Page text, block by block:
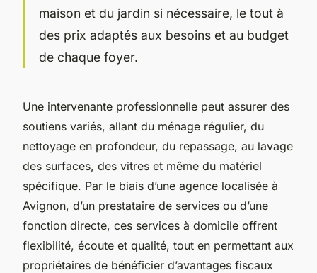
maison et du jardin si nécessaire, le tout à
des prix adaptés aux besoins et au budget
de chaque foyer.
Une intervenante professionnelle peut assurer des
soutiens variés, allant du ménage régulier, du
nettoyage en profondeur, du repassage, au lavage
des surfaces, des vitres et même du matériel
spécifique. Par le biais d’une agence localisée à
Avignon, d’un prestataire de services ou d’une
fonction directe, ces services à domicile offrent
flexibilité, écoute et qualité, tout en permettant aux
propriétaires de bénéficier d’avantages fiscaux